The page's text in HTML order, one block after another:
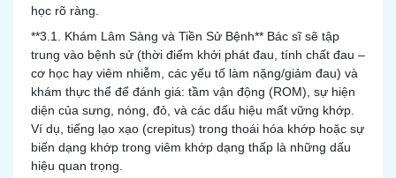
học rõ ràng.
**3.1. Khám Lâm Sàng và Tiền Sử Bệnh** Bác sĩ sẽ tập
trung vào bệnh sử (thời điểm khởi phát đau, tính chất đau –
cơ học hay viêm nhiễm, các yếu tố làm nặng/giảm đau) và
khám thực thể để đánh giá: tầm vận động (ROM), sự hiện
diện của sưng, nóng, đỏ, và các dấu hiệu mất vững khớp.
Ví dụ, tiếng lạo xạo (crepitus) trong thoái hóa khớp hoặc sự
biến dạng khớp trong viêm khớp dạng thấp là những dấu
hiệu quan trọng.